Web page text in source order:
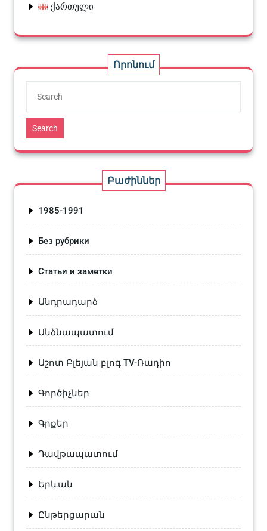
ქართული
Որոնում
Search
Բաժիններ
1985-1991
Без рубрики
Статьи и заметки
Անդրադարձ
Անձնապատում
Աշոտ Բլեյան բլոգ TV-Ռադիո
Գործիչներ
Գրքեր
Դավթապատում
Երևան
Ընթերցարան